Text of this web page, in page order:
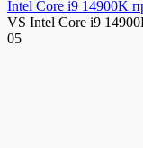
Intel Core i9 14900K
VS Intel Core i9
05